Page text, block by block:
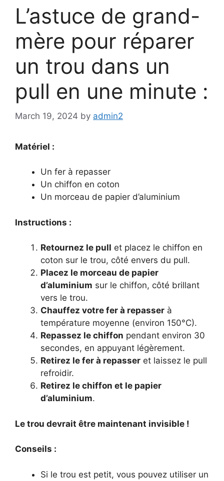
L’astuce de grand-
mère pour réparer
un trou dans un
pull en une minute :
March 19, 2024 by admin2
Matériel :
Un fer à repasser
Un chiffon en coton
Un morceau de papier d’aluminium
Instructions :
Retournez le pull et placez le chiffon en
coton sur le trou, côté envers du pull.
Placez le morceau de papier
d’aluminium sur le chiffon, côté brillant
vers le trou.
Chauffez votre fer à repasser à
température moyenne (environ 150°C).
Repassez le chiffon pendant environ 30
secondes, en appuyant légèrement.
Retirez le fer à repasser et laissez le pull
refroidir.
Retirez le chiffon et le papier
d’aluminium.
Le trou devrait être maintenant invisible !
Conseils :
Si le trou est petit, vous pouvez utiliser un